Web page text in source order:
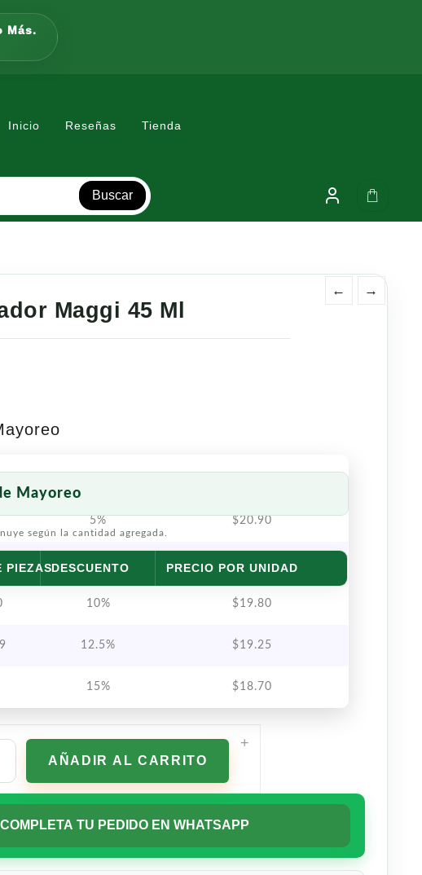
Más.
Inicio Reseñas Tienda
Buscar
← →
Maggi 45 Ml
Mayoreo
según la cantidad agregada.
PIEZASDESCUENTO PRECIO POR UNIDAD
5% $20.90
7.5% $20.35
10% $19.80
12.5% $19.25
15% $18.70
AÑADIR AL CARRITO
+
COMPLETA TU PEDIDO EN WHATSAPP